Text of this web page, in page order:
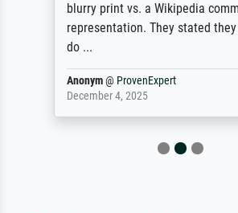
blurry print vs. a Wikipedia
representation. They stated
do ...
Anonym@ ProvenExpert
December 4, 2025